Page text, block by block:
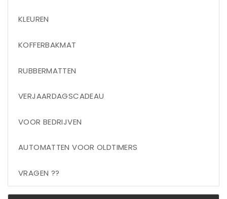
KLEUREN
KOFFERBAKMAT
RUBBERMATTEN
VERJAARDAGSCADEAU
VOOR BEDRIJVEN
AUTOMATTEN VOOR OLDTIMERS
VRAGEN ??